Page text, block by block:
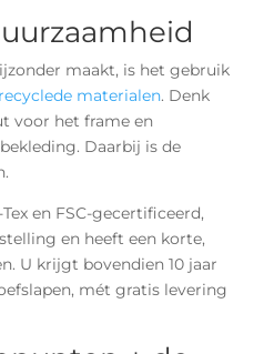
maakt, is het gebruik
materialen. Denk
voor het frame en
Daarbij is de
en FSC-gecertificeerd,
en heeft een korte,
U krijgt bovendien 10 jaar
mét gratis levering